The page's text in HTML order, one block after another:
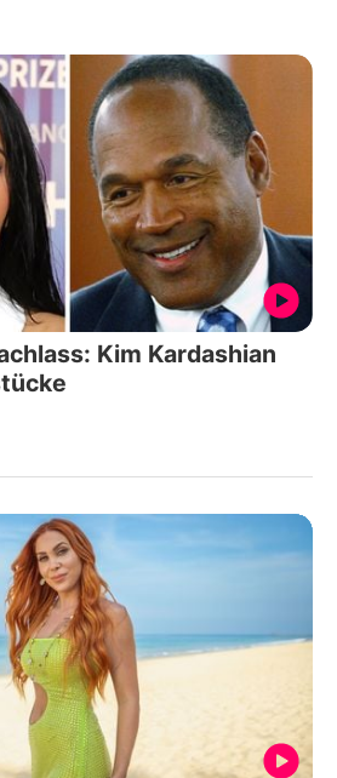
Kim Kardashian